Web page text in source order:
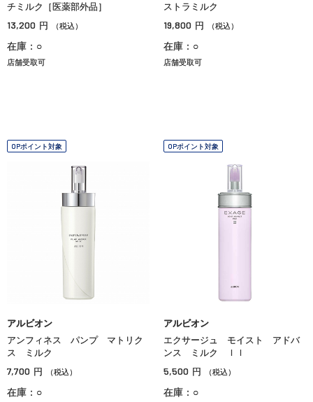
チミルク［医薬部外品］
13,200 円 （税込）
在庫：○
店舗受取可
ストラミルク
19,800 円 （税込）
在庫：○
店舗受取可
OPポイント対象
アルビオン
アンフィネス パンプ マトリク
ス ミルク
7,700 円 （税込）
在庫：○
OPポイント対象
アルビオン
エクサージュ モイスト アドバ
ンス ミルク ＩＩ
5,500 円 （税込）
在庫：○